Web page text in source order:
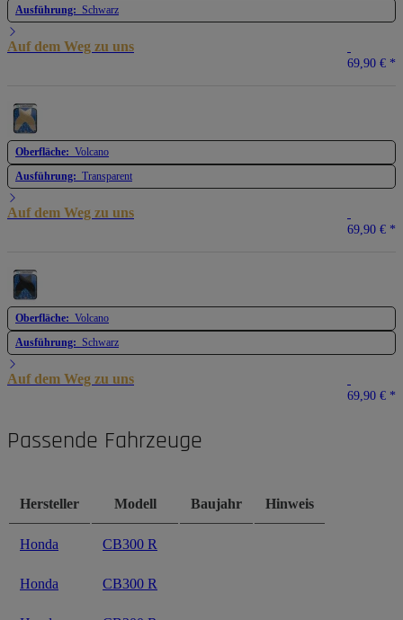
Ausführung: Schwarz
Auf dem Weg zu uns
69,90 € *
Oberfläche: Volcano
Ausführung: Transparent
Auf dem Weg zu uns
69,90 € *
Oberfläche: Volcano
Ausführung: Schwarz
Auf dem Weg zu uns
69,90 € *
Passende Fahrzeuge
Hersteller Modell Baujahr Hinweis
Honda CB300 R
Honda CB300 R